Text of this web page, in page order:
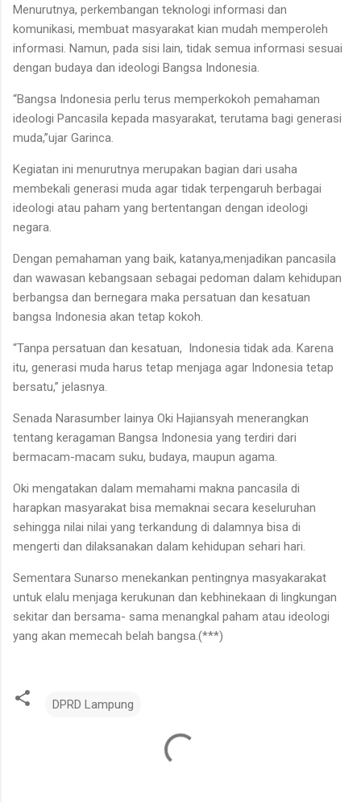
Menurutnya, perkembangan teknologi informasi dan
komunikasi, membuat masyarakat kian mudah memperoleh
informasi. Namun, pada sisi lain, tidak semua informasi sesuai
dengan budaya dan ideologi Bangsa Indonesia.
“Bangsa Indonesia perlu terus memperkokoh pemahaman
ideologi Pancasila kepada masyarakat, terutama bagi generasi
muda,’’ujar Garinca.
Kegiatan ini menurutnya merupakan bagian dari usaha
membekali generasi muda agar tidak terpengaruh berbagai
ideologi atau paham yang bertentangan dengan ideologi
negara.
Dengan pemahaman yang baik, katanya,menjadikan pancasila
dan wawasan kebangsaan sebagai pedoman dalam kehidupan
berbangsa dan bernegara maka persatuan dan kesatuan
bangsa Indonesia akan tetap kokoh.
“Tanpa persatuan dan kesatuan, Indonesia tidak ada. Karena
itu, generasi muda harus tetap menjaga agar Indonesia tetap
bersatu,” jelasnya.
Senada Narasumber lainya Oki Hajiansyah menerangkan
tentang keragaman Bangsa Indonesia yang terdiri dari
bermacam-macam suku, budaya, maupun agama.
Oki mengatakan dalam memahami makna pancasila di
harapkan masyarakat bisa memaknai secara keseluruhan
sehingga nilai nilai yang terkandung di dalamnya bisa di
mengerti dan dilaksanakan dalam kehidupan sehari hari.
Sementara Sunarso menekankan pentingnya masyakarakat
untuk elalu menjaga kerukunan dan kebhinekaan di lingkungan
sekitar dan bersama- sama menangkal paham atau ideologi
yang akan memecah belah bangsa. (***)
DPRD Lampung